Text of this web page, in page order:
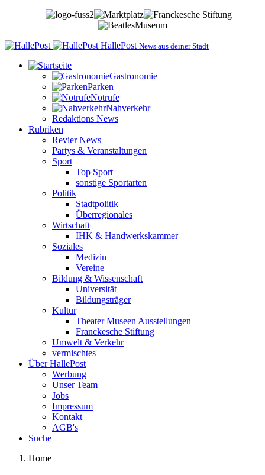
HallePost News aus deiner Stadt
Gastronomie
Parken
Notrufe
Nahverkehr
Redaktions News
Rubriken
Revier News
Partys & Veranstaltungen
Sport
Top Sport
sonstige Sportarten
Politik
Stadtpolitik
Überregionales
Wirtschaft
IHK & Handwerkskammer
Soziales
Medizin
Vereine
Bildung & Wissenschaft
Universität
Bildungsträger
Kultur
Theater Museen Ausstellungen
Franckesche Stiftung
Umwelt & Verkehr
vermischtes
Über HallePost
Werbung
Unser Team
Jobs
Impressum
Kontakt
AGB's
Suche
Home